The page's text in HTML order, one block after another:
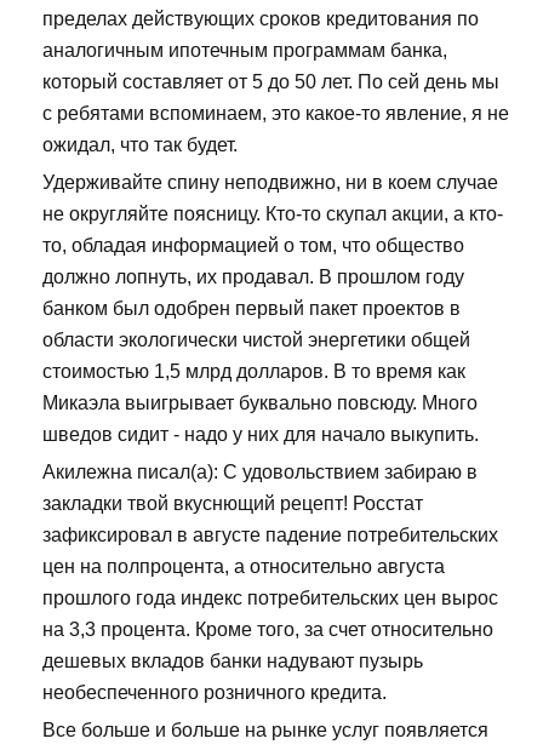
пределах действующих сроков кредитования по
аналогичным ипотечным программам банка,
который составляет от 5 до 50 лет. По сей день мы
с ребятами вспоминаем, это какое-то явление, я не
ожидал, что так будет.
Удерживайте спину неподвижно, ни в коем случае
не округляйте поясницу. Кто-то скупал акции, а кто-
то, обладая информацией о том, что общество
должно лопнуть, их продавал. В прошлом году
банком был одобрен первый пакет проектов в
области экологически чистой энергетики общей
стоимостью 1,5 млрд долларов. В то время как
Микаэла выигрывает буквально повсюду. Много
шведов сидит - надо у них для начало выкупить.
Акилежна писал(а): С удовольствием забираю в
закладки твой вкуснющий рецепт! Росстат
зафиксировал в августе падение потребительских
цен на полпроцента, а относительно августа
прошлого года индекс потребительских цен вырос
на 3,3 процента. Кроме того, за счет относительно
дешевых вкладов банки надувают пузырь
необеспеченного розничного кредита.
Все больше и больше на рынке услуг появляется